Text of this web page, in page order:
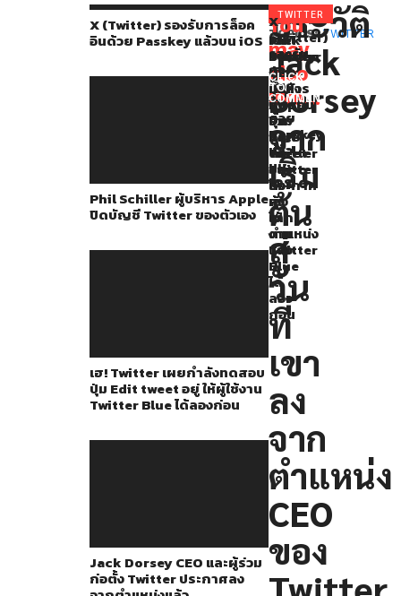
X (Twitter) รองรับการล็อค
อินด้วย Passkey แล้วบน iOS
Phil Schiller ผู้บริหาร Apple
ปิดบัญชี Twitter ของตัวเอง
เฮ! Twitter เผยกำลังทดสอบ
ปุ่ม Edit tweet อยู่ ให้ผู้ใช้งาน
Twitter Blue ได้ลองก่อน
Jack Dorsey CEO และผู้ร่วม
ก่อตั้ง Twitter ประกาศลง
TWITTER
ประวัติ
Jack
Dorsey
จาก
เริ่ม
ต้น
สู่
วัน
ที่
เขา
ลง
จาก
ตำแหน่ง
CEO
ของ
เมื่อ
เร็วๆ
นี้
หลายๆ
คน
คงจะ
เห็น
ชื่อ
ของ
Jack
Dorsey
ผ่าน
หู
ผ่าน
ตา
กัน
มา
บ้าง
ตาม
หน้า
เชีย
ลมี
You
may
also
like...
X
(Twitter)
รองรับ
การ
ล็อค
อิน
ด้วย
Passkey
แล้ว
บน
iOS
Phil
Schiller
ผู้
บริหาร
Apple
ปิด
บัญชี
Twitter
ของ
ตัว
เอง
เฮ!
Twitter
เผย
กำลัง
ทดสอบ
ปุ่ม
Edit
tweet
อยู่
ให้
ผู้
ใช้
งาน
Twitter
Blue
ได้
ลอง
ก่อน
Jack
Dorsey
CEO
และ
ผู้
ร่วม
ก่อ
ตั้ง
Twitter
ประกาศ
ลง
จาก
ตำแหน่ง
แล้ว
RELATED
TOPICS: TWITTER
CLICK
TO
COMMENT